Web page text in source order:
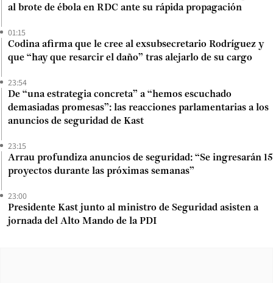
al brote de ébola en RDC ante su rápida propagación
01:15
Codina afirma que le cree al exsubsecretario Rodríguez y
que “hay que resarcir el daño” tras alejarlo de su cargo
23:54
De “una estrategia concreta” a “hemos escuchado
demasiadas promesas”: las reacciones parlamentarias a los
anuncios de seguridad de Kast
23:15
Arrau profundiza anuncios de seguridad: “Se ingresarán 15
proyectos durante las próximas semanas”
23:00
Presidente Kast junto al ministro de Seguridad asisten a
jornada del Alto Mando de la PDI